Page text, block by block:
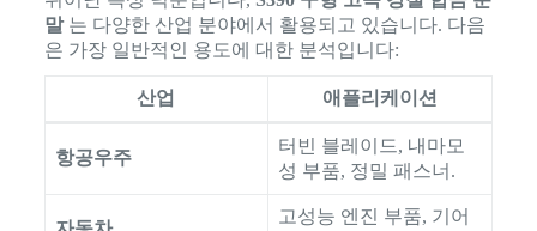
말는 다양한 산업 분야에서 활용되고 있습니다. 다음
은 가장 일반적인 용도에 대한 분석입니다:
산업 애플리케이션
항공우주
터빈 블레이드, 내마모
성 부품, 정밀 패스너.
고성능 엔진 부품, 기어